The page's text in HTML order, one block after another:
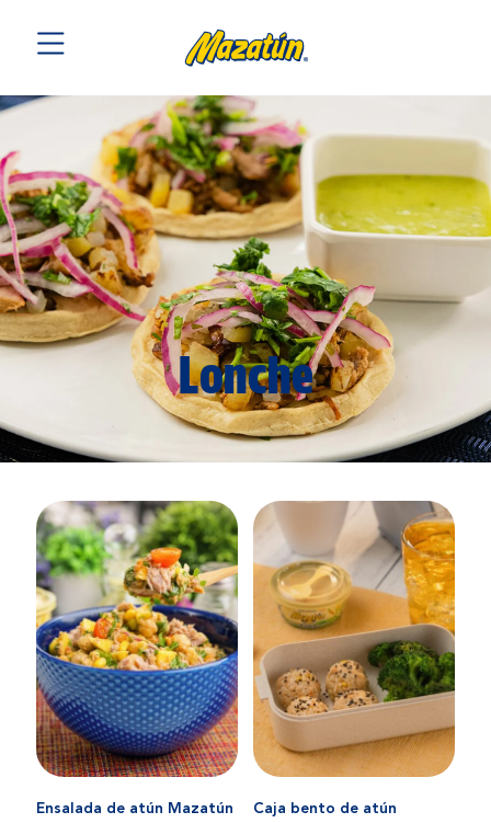
Lonche
Ensalada de atún Mazatún
Caja bento de atún